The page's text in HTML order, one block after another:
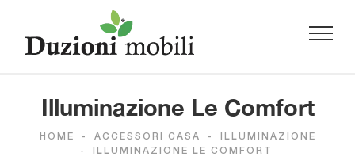
Illuminazione Le Comfort
HOME - ACCESSORI CASA -
ILLUMINAZIONE
-
ILLUMINAZIONE LE COMFORT